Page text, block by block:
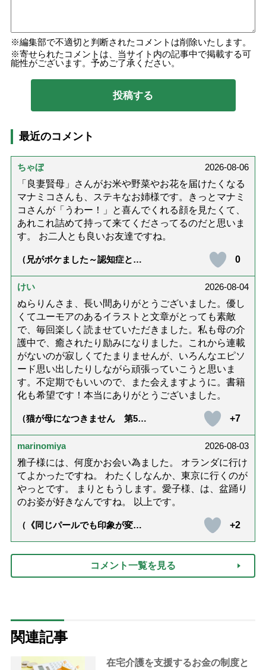
編集部で不適切と判断されたコメントは削除いたします。
寄せられたコメントは、当サイト内の記事中で掲載する可
能性がございます。予めご了承ください。
最近のコメント
ちゃぼ
2026-08-06
「良妻賢母」さんがお米や野菜やお花を届けたくなる
マナミコさんも、ステキなお姉様です。きっとマナミ
コさんが「うわー！」と喜んでくれる顔を見たくて、
あれこれ詰めて持って来てくださってるのだと思いま
す。 お二人とも良いお友達ですね。
（兄がボケました～認知症と介
達』が届きました」）
0
けい
2026-08-04
ぬらりんさま、長い間ありがとうございました。優し
くてユーモアのあるイラストと文章がとっても素敵
で、毎回楽しく読ませていただきました。私も母の介
護中で、癒されたり励みになりました。これから連載
がないのが寂しくてたまりませんが、いろんなエピソ
ード思い出したりしながら頑張っていこうと思いま
す。不定期でもいいので、また会えますように。書籍
化も希望です！本当にありがとうございました。
（猫が母になつきません 第500
+7
marinomiya
2026-08-03
雅子様には、何度かお会い為ました。 オランダに行け
てよかったですね。 わたくしなんか、東京に行くのが
やっとです。 まりともうします。愛子様、は、盆踊り
のお姿が好きなんですね。 以上です。
（《同じパールでも印象が変
の夏ネックレス」上品＆涼しげ
に見せる4つの法則）
+2
コメント一覧を見る
関連記事
在宅介護を支援するお金の制度と